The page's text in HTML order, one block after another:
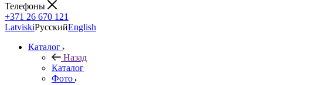
Телефоны
+371 26 670 121
LatviskiРусскийEnglish
Каталог
Назад
Каталог
Фото